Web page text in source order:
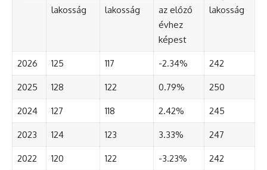
lakosság
lakosság
az előző
évhez
képest
lakosság
2026 125 117 -2.34% 242
2025 128 122 0.79% 250
2024 127 118 2.42% 245
2023 124 123 3.33% 247
2022 120 122 -3.23% 242